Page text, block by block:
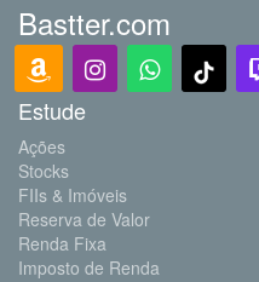
Bastter.com
Estude
Ações
Stocks
FIIs & Imóveis
Reserva de Valor
Renda Fixa
Imposto de Renda